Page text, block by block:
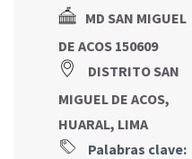
MD SAN MIGUEL
DE ACOS 150609
DISTRITO SAN
MIGUEL DE ACOS,
HUARAL, LIMA
Palabras clave: